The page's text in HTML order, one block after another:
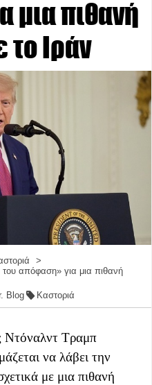
μια πιθανή
Ιράν
του απόφαση» για μια πιθανή
Blog Καστοριά
Ντόναλντ Τραμπ
να λάβει την
με μια πιθανή